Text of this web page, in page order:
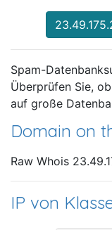
Spam-
Überprüfen Sie,
auf große
Domain on
Raw Whois
IP von